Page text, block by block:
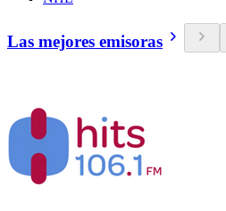
Las mejores emisoras